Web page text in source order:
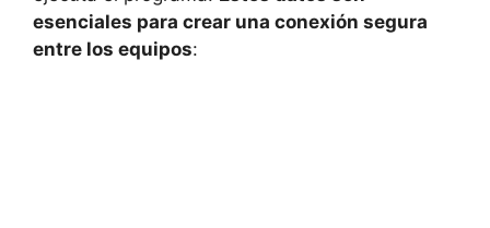
esenciales para crear una conexión segura
entre los equipos: